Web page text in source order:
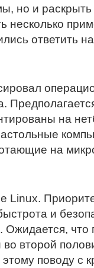
но и раскрыть
несколько
ответить
на
на
Linux.
и
что
второй
поводу с